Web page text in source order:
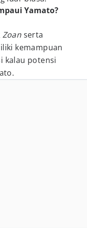
Yamato?
Zoan serta
kemampuan
kalau potensi